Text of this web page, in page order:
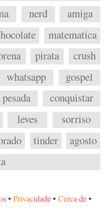
nerd
amiga
matematica
pirata
crush
whatsapp
gospel
pesada
conquistar
leves
sorriso
tinder
agosto
• Privacidade• Cerca de•